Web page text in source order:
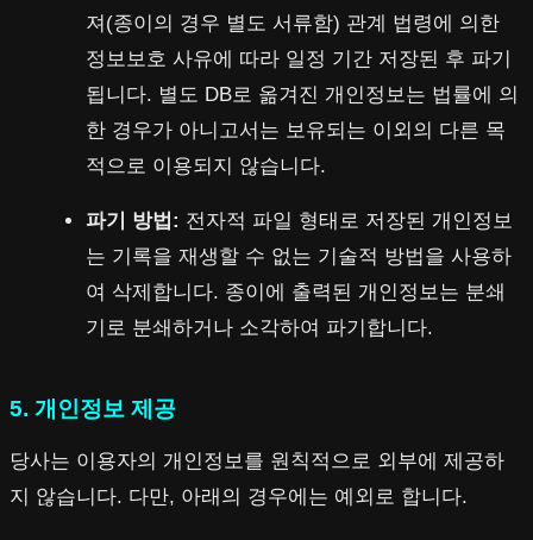
져(종이의 경우 별도 서류함) 관계 법령에 의한
정보보호 사유에 따라 일정 기간 저장된 후 파기
됩니다. 별도 DB로 옮겨진 개인정보는 법률에 의
한 경우가 아니고서는 보유되는 이외의 다른 목
적으로 이용되지 않습니다.
파기 방법: 전자적 파일 형태로 저장된 개인정보
는 기록을 재생할 수 없는 기술적 방법을 사용하
여 삭제합니다. 종이에 출력된 개인정보는 분쇄
기로 분쇄하거나 소각하여 파기합니다.
5. 개인정보 제공
당사는 이용자의 개인정보를 원칙적으로 외부에 제공하
지 않습니다. 다만, 아래의 경우에는 예외로 합니다.